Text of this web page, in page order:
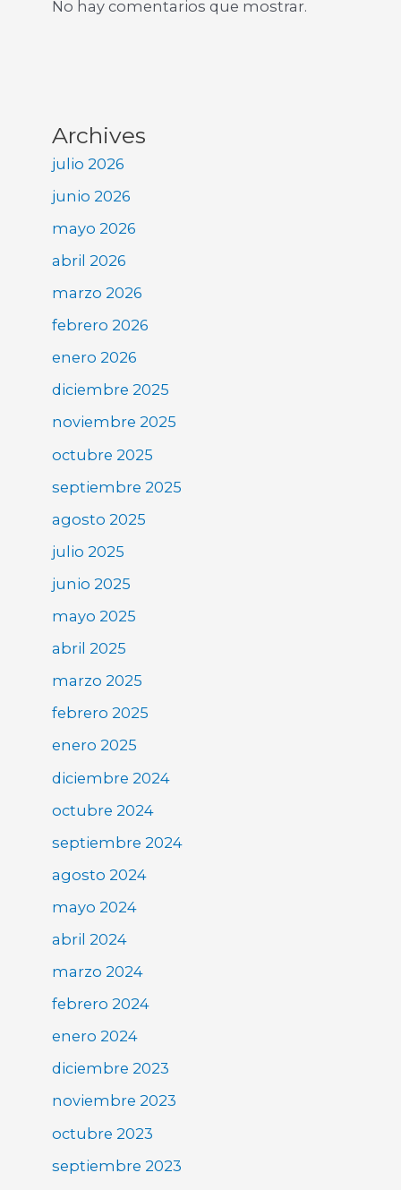
No hay comentarios que mostrar.
Archives
julio 2026
junio 2026
mayo 2026
abril 2026
marzo 2026
febrero 2026
enero 2026
diciembre 2025
noviembre 2025
octubre 2025
septiembre 2025
agosto 2025
julio 2025
junio 2025
mayo 2025
abril 2025
marzo 2025
febrero 2025
enero 2025
diciembre 2024
octubre 2024
septiembre 2024
agosto 2024
mayo 2024
abril 2024
marzo 2024
febrero 2024
enero 2024
diciembre 2023
noviembre 2023
octubre 2023
septiembre 2023